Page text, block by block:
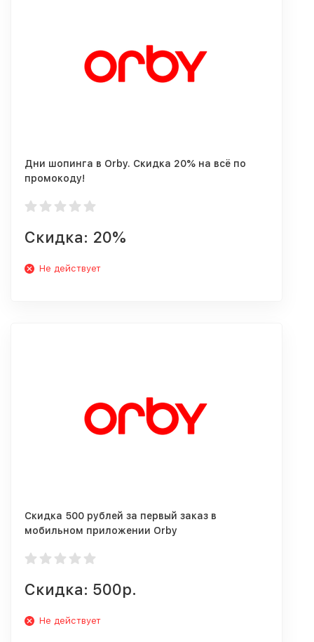
Дни шопинга в Orby. Скидка 20% на всё по
промокоду!
Скидка: 20%
Не действует
Скидка 500 рублей за первый заказ в
мобильном приложении Orby
Скидка: 500р.
Не действует